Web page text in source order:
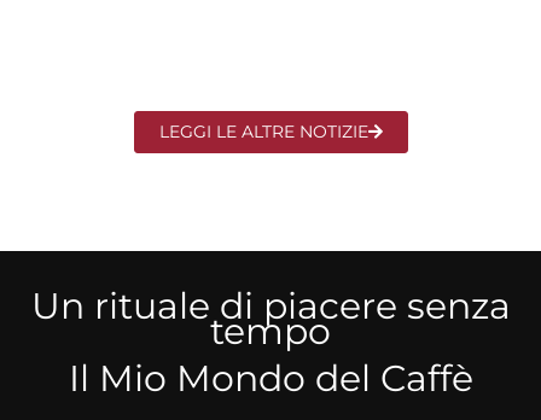
LEGGI LE ALTRE NOTIZIE
Un rituale di piacere senza
tempo
Il Mio Mondo del Caffè